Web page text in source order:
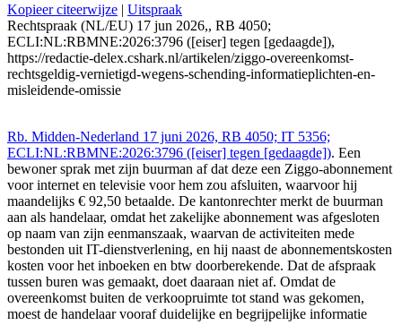
Kopieer citeerwijze | Uitspraak
Rechtspraak (NL/EU) 17 jun 2026,, RB 4050;
ECLI:NL:RBMNE:2026:3796 ([eiser] tegen [gedaagde]),
https://redactie-delex.cshark.nl/artikelen/ziggo-overeenkomst-
rechtsgeldig-vernietigd-wegens-schending-informatieplichten-en-
misleidende-omissie
Rb. Midden-Nederland 17 juni 2026, RB 4050; IT 5356;
ECLI:NL:RBMNE:2026:3796 ([eiser] tegen [gedaagde]). Een
bewoner sprak met zijn buurman af dat deze een Ziggo-abonnement
voor internet en televisie voor hem zou afsluiten, waarvoor hij
maandelijks € 92,50 betaalde. De kantonrechter merkt de buurman
aan als handelaar, omdat het zakelijke abonnement was afgesloten
op naam van zijn eenmanszaak, waarvan de activiteiten mede
bestonden uit IT-dienstverlening, en hij naast de abonnementskosten
kosten voor het inboeken en btw doorberekende. Dat de afspraak
tussen buren was gemaakt, doet daaraan niet af. Omdat de
overeenkomst buiten de verkoopruimte tot stand was gekomen,
moest de handelaar vooraf duidelijke en begrijpelijke informatie